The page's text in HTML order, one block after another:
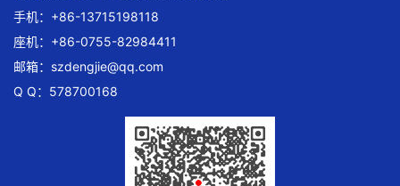
手机：+86-13715198118
座机：+86-0755-82984411
邮箱： szdengjie@qq.com
Q Q：578700168